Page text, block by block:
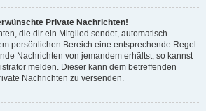
Private Nachrichten!
die dir ein Mitglied sendet, automatisch
persönlichen Bereich eine entsprechende Regel
Nachrichten von jemandem erhältst, so kannst
melden. Dieser kann dem betreffenden
Nachrichten zu versenden.